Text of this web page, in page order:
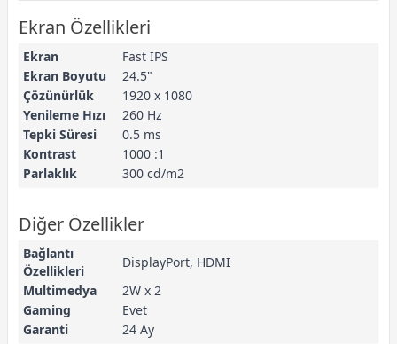
Ekran Özellikleri
Ekran
Fast IPS
Ekran Boyutu
24.5"
Çözünürlük
1920 x 1080
Yenileme Hızı
260 Hz
Tepki Süresi
0.5 ms
Kontrast
1000 :1
Parlaklık
300 cd/m2
Diğer Özellikler
Bağlantı
Özellikleri
DisplayPort, HDMI
Multimedya
2W x 2
Gaming
Evet
Garanti
24 Ay